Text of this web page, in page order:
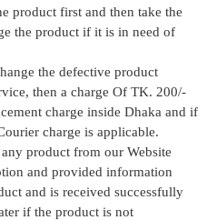
product first and then take the
the product if it is in need of
the defective product
then a charge Of TK. 200/-
charge inside Dhaka and if
charge is applicable.
product from our Website
and provided information
and is received successfully
if the product is not